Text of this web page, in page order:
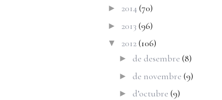
► 2014(70)
► 2013 (96)
▼ 2012(106)
► de desembre (8)
► de novembre (9)
► d’octubre (9)